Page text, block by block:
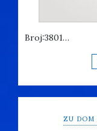
Broj:3801…
ZU DOM